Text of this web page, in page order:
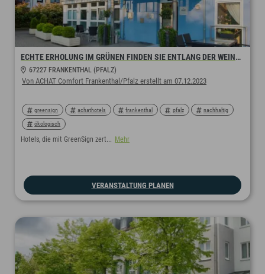
ECHTE ERHOLUNG IM GRÜNEN FINDEN SIE ENTLANG DER WEINSTRASSE ODER IM NAHEGELEGENEN PFÄLZER WALD
67227 FRANKENTHAL (PFALZ)
Von ACHAT Comfort Frankenthal/Pfalz erstellt am 07.12.2023
greensign achathotels frankenthal pfalz nachhaltig
ökologisch
Hotels, die mit GreenSign zert... Mehr
VERANSTALTUNG PLANEN